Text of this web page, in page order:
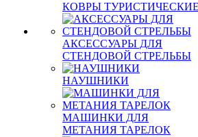
КОВРЫ ТУРИСТИЧЕСКИЕ
АКСЕССУАРЫ ДЛЯ
СТЕНДОВОЙ СТРЕЛЬБЫ
НАУШНИКИ
МАШИНКИ ДЛЯ
МЕТАНИЯ ТАРЕЛОК